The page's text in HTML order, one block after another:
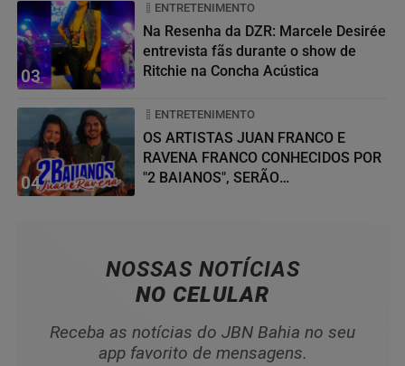
03
ENTRETENIMENTO
Na Resenha da DZR: Marcele Desirée
entrevista fãs durante o show de
Ritchie na Concha Acústica
04
ENTRETENIMENTO
OS ARTISTAS JUAN FRANCO E
RAVENA FRANCO CONHECIDOS POR
"2 BAIANOS", SERÃO
NOSSAS NOTÍCIAS
NO CELULAR
Receba as notícias do JBN Bahia no seu
app favorito de mensagens.